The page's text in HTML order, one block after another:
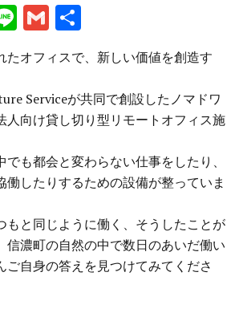
Li
n
e
G
ai
l
有
たオフィスで、新しい価値を創造す
Serviceが共同で創設したノマドワ
人向け貸し切り型リモートオフィス施
も都会と変わらない仕事をしたり、
働したりするための設備が整っていま
もと同じように働く、そうしたことが
信濃町の自然の中で数日のあいだ働い
ご自身の答えを見つけてみてくださ